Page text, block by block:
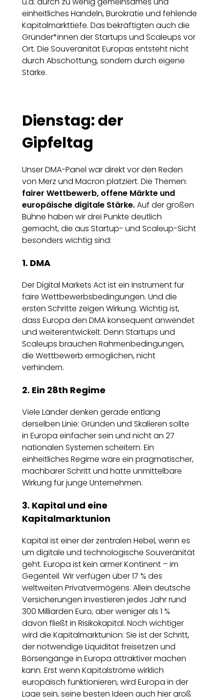
einheitliches Handeln, Bürokratie und fehlende
Kapitalmarkttiefe. Das bekräftigten auch die
Gründer*innen der Startups und Scaleups vor
Ort. Die Souveränität Europas entsteht nicht
durch Abschottung, sondern durch eigene
Stärke.
Dienstag: der
Gipfeltag
Unser DMA-Panel war direkt vor den Reden
von Merz und Macron platziert. Die Themen:
fairer Wettbewerb, offene Märkte und
europäische digitale Stärke.Auf der großen
Bühne haben wir drei Punkte deutlich
gemacht, die aus Startup- und Scaleup-Sicht
besonders wichtig sind:
1. DMA
Der Digital Markets Act ist ein Instrument für
faire Wettbewerbsbedingungen. Und die
ersten Schritte zeigen Wirkung. Wichtig ist,
dass Europa den DMA konsequent anwendet
und weiterentwickelt. Denn Startups und
Scaleups brauchen Rahmenbedingungen,
die Wettbewerb ermöglichen, nicht
verhindern.
2. Ein 28th Regime
Viele Länder denken gerade entlang
derselben Linie: Gründen und Skalieren sollte
in Europa einfacher sein und nicht an 27
nationalen Systemen scheitern. Ein
einheitliches Regime wäre ein pragmatischer,
machbarer Schritt und hätte unmittelbare
Wirkung für junge Unternehmen.
3. Kapital und eine
Kapitalmarktunion
Kapital ist einer der zentralen Hebel, wenn es
um digitale und technologische Souveränität
geht. Europa ist kein armer Kontinent – im
Gegenteil. Wir verfügen über 17 % des
weltweiten Privatvermögens. Allein deutsche
Versicherungen investieren jedes Jahr rund
300 Milliarden Euro, aber weniger als 1 %
davon fließt in Risikokapital. Noch wichtiger
wird die Kapitalmarktunion: Sie ist der Schritt,
der notwendige Liquidität freisetzen und
Börsengänge in Europa attraktiver machen
kann. Erst wenn Kapitalströme wirklich
europäisch funktionieren, wird Europa in der
Lage sein, seine besten Ideen auch hier groß